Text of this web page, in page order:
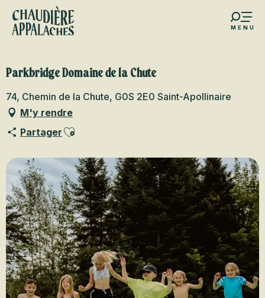
Aller
contenu
MENU
favoris
Parkbridge Domaine de la Chute
74, Chemin de la Chute, G0S 2E0 Saint-Apollinaire
M'y rendre
Partager Ajouter aux favoris